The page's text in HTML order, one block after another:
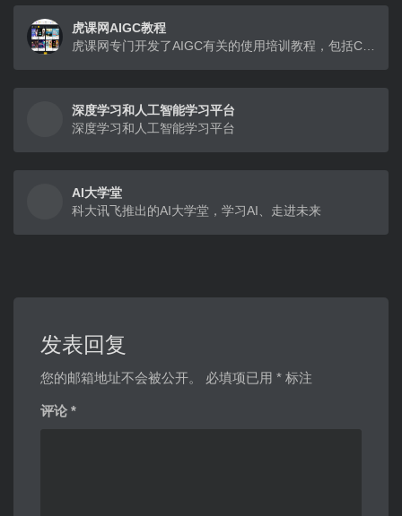
虎课网AIGC教程
深度学习和人工智能学习平台
深度学习和人工智能学习平台
AI大学堂
科大讯飞推出的AI大学堂，学习AI、走进未来
发表回复
您的邮箱地址不会被公开。 必填项已用 * 标注
评论 *